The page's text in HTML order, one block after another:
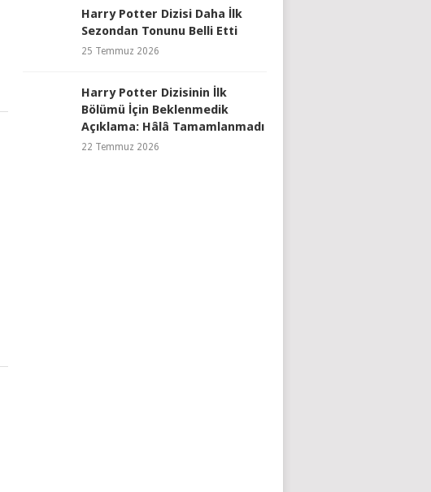
Harry Potter Dizisi Daha İlk
Sezondan Tonunu Belli Etti
25 Temmuz 2026
Harry Potter Dizisinin İlk
Bölümü İçin Beklenmedik
Açıklama: Hâlâ Tamamlanmadı
22 Temmuz 2026